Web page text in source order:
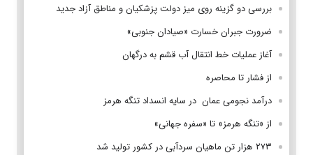
بررسی دو گزینه روی میز دولت پزشکیان و مناطق آزاد جدید
ضرورت جبران خسارت «صیادان جنوبی»
آغاز عملیات خط انتقال آب قشم به درگهان
از فشار تا محاصره
درآمد نجومی عمان در سایه انسداد تنگه هرمز
از «تنگه هرمز» تا «سفره جهانی»
۲۷۳ هزار تن ماهیان سردآبی در کشور تولید شد